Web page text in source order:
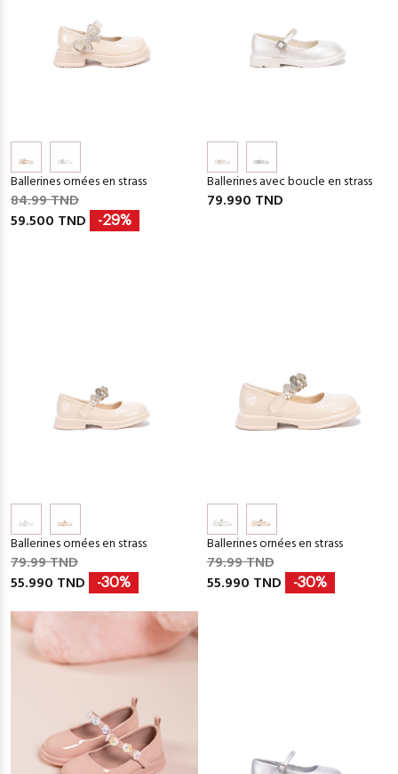
Ballerines ornées en strass
84.99 TND
59.500 TND
-29%
Ballerines avec boucle en strass
79.990 TND
Ballerines ornées en strass
79.99 TND
55.990 TND
-30%
Ballerines ornées en strass
79.99 TND
55.990 TND
-30%